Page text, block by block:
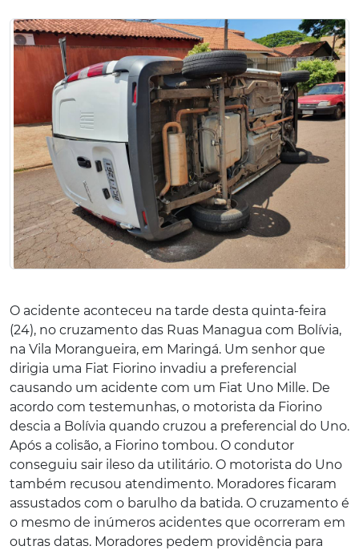
O acidente aconteceu na tarde desta quinta-feira
(24), no cruzamento das Ruas Managua com Bolívia,
na Vila Morangueira, em Maringá. Um senhor que
dirigia uma Fiat Fiorino invadiu a preferencial
causando um acidente com um Fiat Uno Mille. De
acordo com testemunhas, o motorista da Fiorino
descia a Bolívia quando cruzou a preferencial do Uno.
Após a colisão, a Fiorino tombou. O condutor
conseguiu sair ileso da utilitário. O motorista do Uno
também recusou atendimento. Moradores ficaram
assustados com o barulho da batida. O cruzamento é
o mesmo de inúmeros acidentes que ocorreram em
outras datas. Moradores pedem providência para